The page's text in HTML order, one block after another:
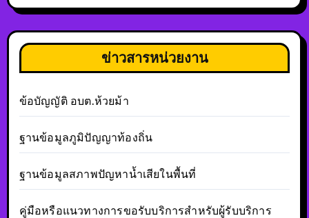
ข่าวสารหน่วยงาน
ข้อบัญญัติ อบต.ห้วยม้า
ฐานข้อมูลภูมิปัญญาท้องถิ่น
ฐานข้อมูลสภาพปัญหาน้ำเสียในพื้นที่
คู่มือหรือแนวทางการขอรับบริการสำหรับผู้รับบริการ